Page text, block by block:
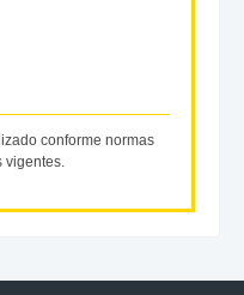
conforme normas
vigentes.